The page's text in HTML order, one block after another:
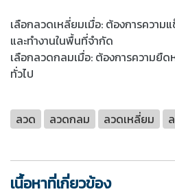
เลือกลวดเหลี่ยมเมื่อ: ต้องการความ
และทำงานในพื้นที่จำกัด
เลือกลวดกลมเมื่อ: ต้องการความยื
ทั่วไป
ลวด ลวดกลม ลวดเหลี่ยม
เนื้อหาที่เกี่ยวข้อง